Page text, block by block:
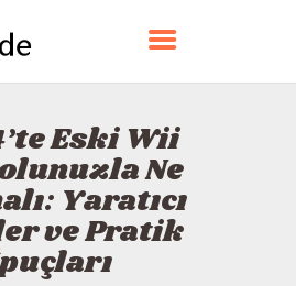
Eski Wii
Ne
Yaratıcı
ve Pratik